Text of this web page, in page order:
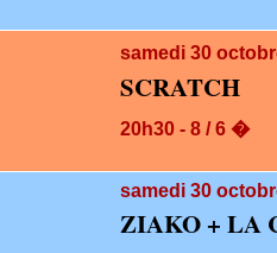
samedi 30
SCRATCH
20h30 - 8 / 6 �
samedi 30
ZIAKO + LA